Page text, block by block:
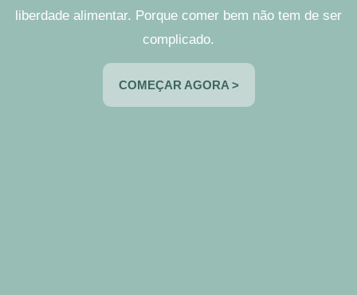
liberdade alimentar. Porque comer bem não tem de ser
complicado.
COMEÇAR AGORA >